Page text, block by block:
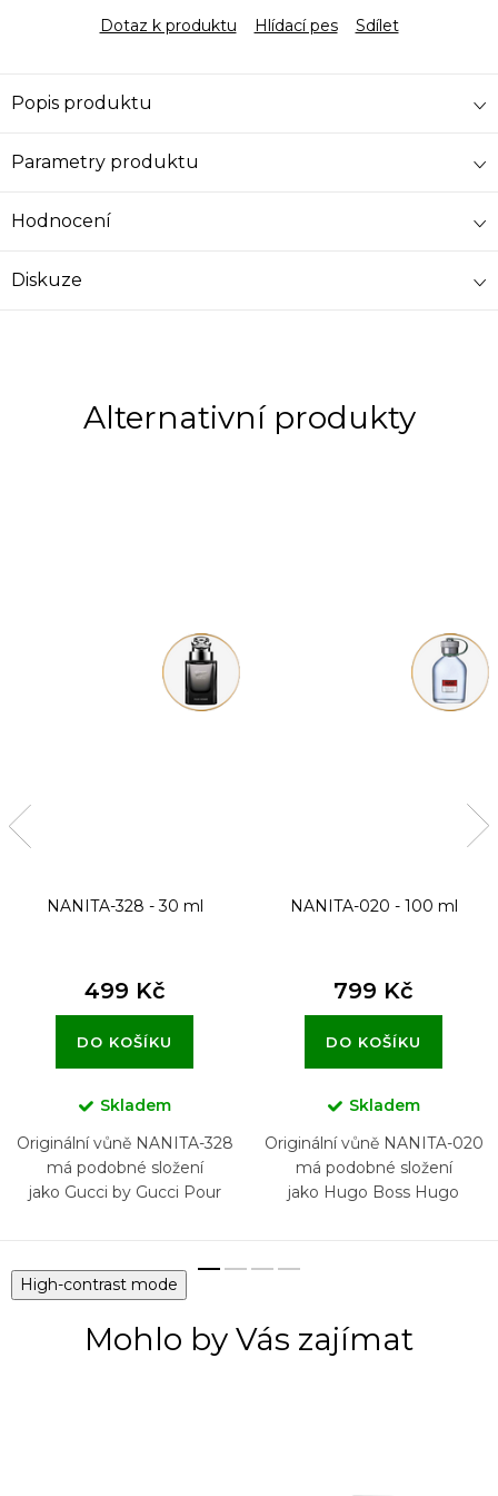
Dotaz k produktu Hlídací pes Sdílet
Popis produktu
Parametry produktu
Hodnocení
Diskuze
NANITA-328 - 30 ml
499 Kč
DO KOŠÍKU
Skladem
Originální vůně NANITA-328
má podobné složení
jako Gucci by Gucci Pour
NANITA-020 - 100 ml
799 Kč
DO KOŠÍKU
Skladem
Originální vůně NANITA-020
má podobné složení
jako Hugo Boss Hugo
High-contrast mode
Mohlo by Vás zajímat